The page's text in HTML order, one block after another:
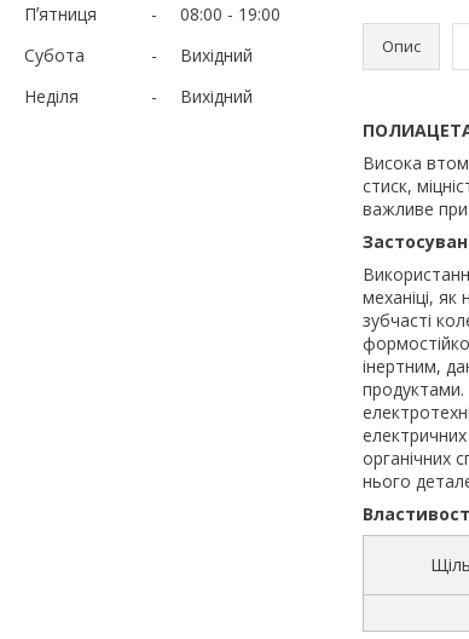
Пʼятниця
08:00
19:00
Субота
Вихідний
Неділя
Вихідний
Опис
Висока
стиск,
важливе при
механіці,
зубчасті
інертним,
продуктами.
електричних
органічних
нього